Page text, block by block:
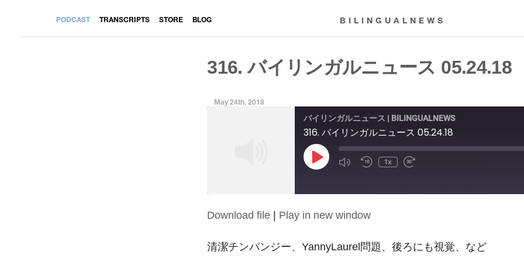
PODCAST TRANSCRIPTS STORE BLOG BILINGUALNEWS
316. バイリンガルニュース 05.24.18
May 24th, 2018
バイリンガルニュース | BILINGUALNEWS
316. バイリンガルニュース 05.24.18
Play
Episode
1x
SHARE
LINK
Download file | Play in new window
清潔チンパンジー、YannyLaurel問題、後ろにも視覚、など